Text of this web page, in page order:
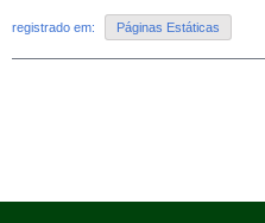
registrado em: Páginas Estáticas